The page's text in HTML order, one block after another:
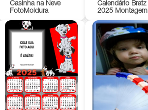
Casinha na Neve
FotoMoldura
Calendário Bratz
2025 Montagem